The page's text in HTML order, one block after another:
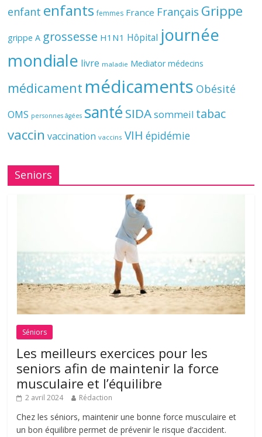
enfant enfants femmes France Français Grippe
grippe A grossesse H1N1 Hôpital journée
mondiale livre maladie Mediator médecins
médicament médicaments Obésité
OMS personnes âgées santé SIDAsommeil tabac
vaccin vaccination vaccins VIH épidémie
Seniors
Séniors
Les meilleurs exercices pour les
seniors afin de maintenir la force
musculaire et l’équilibre
2 avril 2024 Rédaction
Chez les séniors, maintenir une bonne force musculaire et
un bon équilibre permet de prévenir le risque d’accident.